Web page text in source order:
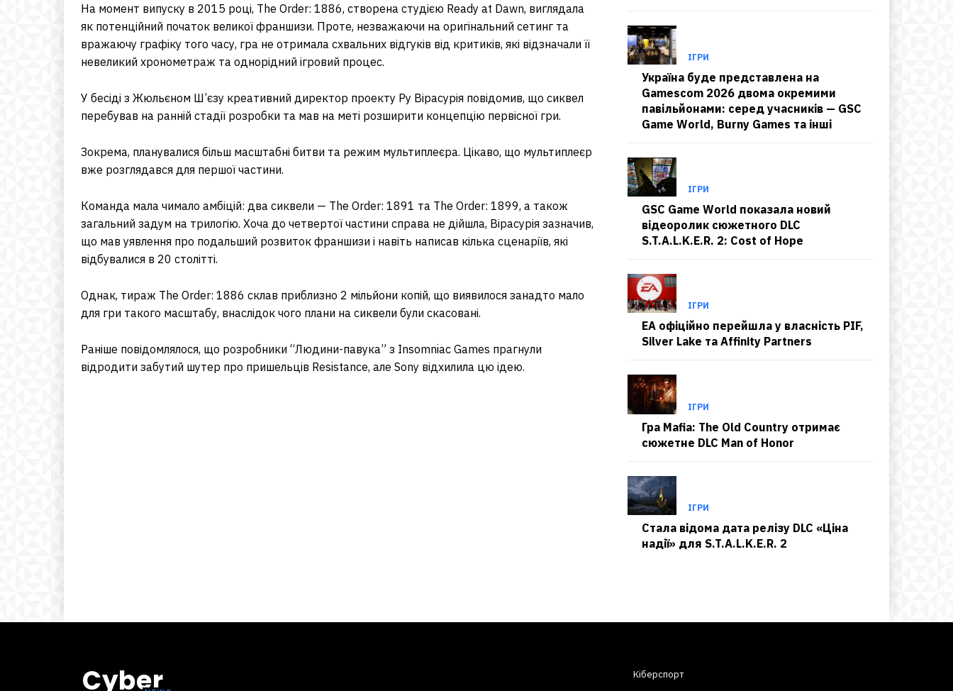
На момент випуску в 2015 році, The Order: 1886, створена студією Ready at Dawn, виглядала
як потенційний початок великої франшизи. Проте, незважаючи на оригінальний сетинг та
вражаючу графіку того часу, гра не отримала схвальних відгуків від критиків, які відзначали її
невеликий хронометраж та однорідний ігровий процес.
У бесіді з Жюльєном Ш’єзу креативний директор проекту Ру Вірасурія повідомив, що сиквел
перебував на ранній стадії розробки та мав на меті розширити концепцію первісної гри.
Зокрема, планувалися більш масштабні битви та режим мультиплеєра. Цікаво, що мультиплеєр
вже розглядався для першої частини.
Команда мала чимало амбіцій: два сиквели — The Order: 1891 та The Order: 1899, а також
загальний задум на трилогію. Хоча до четвертої частини справа не дійшла, Вірасурія зазначив,
що мав уявлення про подальший розвиток франшизи і навіть написав кілька сценаріїв, які
відбувалися в 20 столітті.
Однак, тираж The Order: 1886 склав приблизно 2 мільйони копій, що виявилося занадто мало
для гри такого масштабу, внаслідок чого плани на сиквели були скасовані.
Раніше повідомлялося, що розробники “Людини-павука” з Insomniac Games прагнули
відродити забутий шутер про пришельців Resistance, але Sony відхилила цю ідею.
ІГРИ
Україна буде представлена на
Gamescom 2026 двома окремими
павільйонами: серед учасників — GSC
Game World, Burny Games та інші
ІГРИ
GSC Game World показала новий
відеоролик сюжетного DLC
S.T.A.L.K.E.R. 2: Cost of Hope
ІГРИ
EA офіційно перейшла у власність PIF,
Silver Lake та Affinity Partners
ІГРИ
Гра Mafia: The Old Country отримає
сюжетне DLC Man of Honor
ІГРИ
Стала відома дата релізу DLC «Ціна
надії» для S.T.A.L.K.E.R. 2
Cyber
Кіберспорт